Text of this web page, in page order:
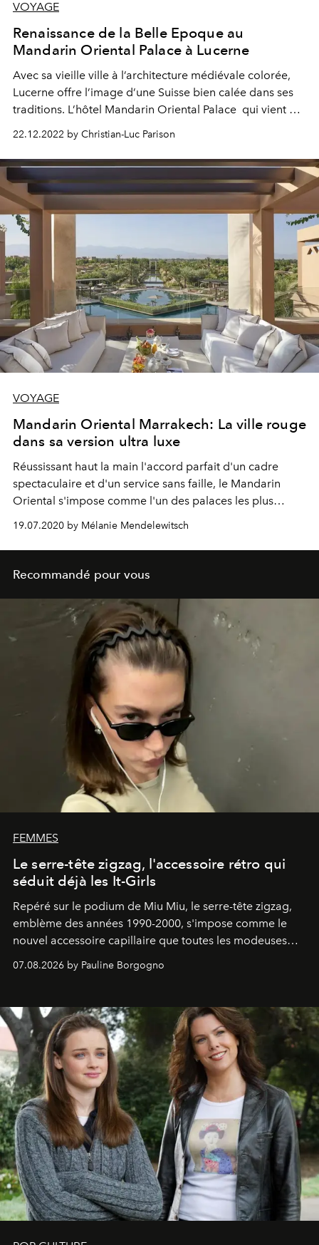
VOYAGE
Renaissance de la Belle Epoque au
Mandarin Oriental Palace à Lucerne
Avec sa vieille ville à l’architecture médiévale colorée,
Lucerne offre l’image d’une Suisse bien calée dans ses
traditions. L’hôtel Mandarin Oriental Palace qui vient de
prouve qu’aux bords du lac des Quatre Cantons, la
modernité s’associe à la tradition.
22.12.2022 by Christian-Luc Parison
VOYAGE
Mandarin Oriental Marrakech: La ville rouge
dans sa version ultra luxe
Réussissant haut la main l'accord parfait d'un cadre
spectaculaire et d'un service sans faille, le Mandarin
Oriental s'impose comme l'un des palaces les plus
19.07.2020 by Mélanie Mendelewitsch
Recommandé pour vous
FEMMES
Le serre-tête zigzag, l'accessoire rétro qui
séduit déjà les It-Girls
Repéré sur le podium de Miu Miu, le serre-tête zigzag,
emblème des années 1990-2000, s'impose comme le
nouvel accessoire capillaire que toutes les modeuses
07.08.2026 by Pauline Borgogno